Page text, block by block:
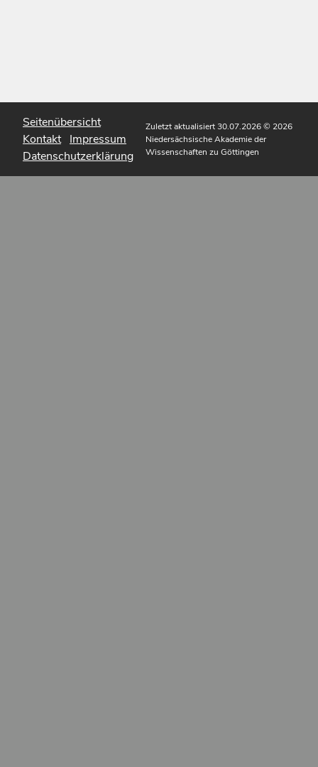
Seitenübersicht
Kontakt Impressum
Datenschutzerklärung
Zuletzt aktualisiert 30.07.2026© 2026
Niedersächsische Akademie der
Wissenschaften zu Göttingen